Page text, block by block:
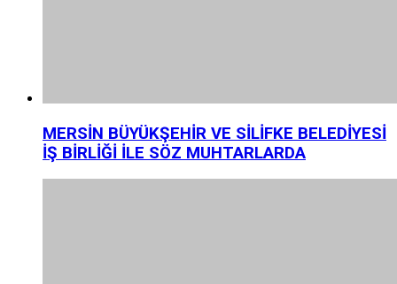
MERSİN BÜYÜKŞEHİR VE SİLİFKE BELEDİYESİ
İŞ BİRLİĞİ İLE SÖZ MUHTARLARDA